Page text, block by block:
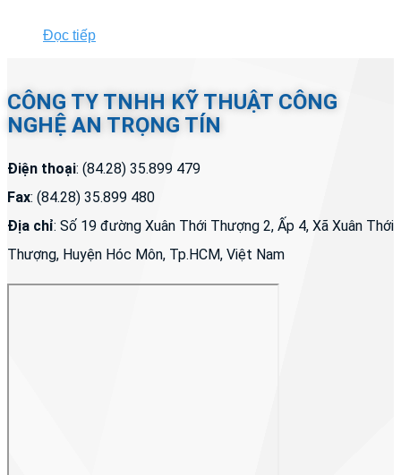
Đọc tiếp
CÔNG TY TNHH KỸ THUẬT CÔNG
NGHỆ AN TRỌNG TÍN
Điện thoại: (84.28) 35.899 479
Fax: (84.28) 35.899 480
Địa chỉ: Số 19 đường Xuân Thới Thượng 2, Ấp 4, Xã Xuân Thới
Thượng, Huyện Hóc Môn, Tp.HCM, Việt Nam